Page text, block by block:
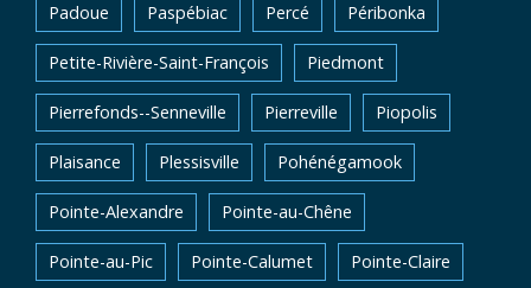
Padoue Paspébiac Percé Péribonka
Petite-Rivière-Saint-François Piedmont
Pierrefonds--Senneville Pierreville Piopolis
Plaisance Plessisville Pohénégamook
Pointe-Alexandre Pointe-au-Chêne
Pointe-au-Pic Pointe-Calumet Pointe-Claire